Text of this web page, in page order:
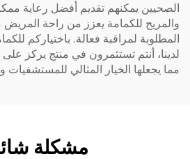
الصحيين يمكنهم تقديم أفضل رعاية
والمريح للكمامة يعزز من راحة
لدينا، أنتم تستثمرون في منتج يركز
مما يجعلها الخيار المثالي للمستشفيات
مشكلة